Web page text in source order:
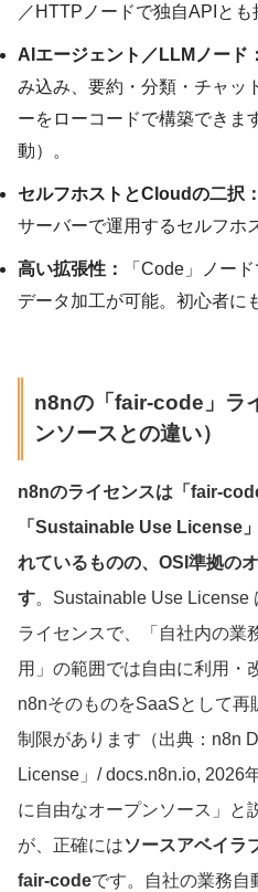
／HTTPノードで独自APIとも
AIエージェント／LLMノード：
み込み、要約・分類・チャッ
ーをローコードで構築できま
動）。
セルフホストとCloudの二択：
サーバーで運用するセルフホ
高い拡張性：
「Code」ノー
データ加工が可能。初心者に
n8nの「fair-code」ラ
ンソースとの違い）
n8nのライセンスは「fair-
「Sustainable Use License
れているものの、OSI準拠の
す。Sustainable Use License
ライセンスで、「自社内の業
用」の範囲では自由に利用・
n8nそのものをSaaSとして再
制限があります（出典：n8n
License」/ docs.n8n.io, 2026
に自由なオープンソース」と
が、正確にはソースアベイラ
fair-codeです。自社の業務自